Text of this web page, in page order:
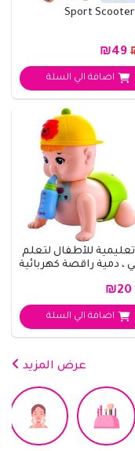
اضافة الي السلة
للأطفال لتعلم
، دمية راقصة كهربائية
اضافة الي السلة
عرض المزيد